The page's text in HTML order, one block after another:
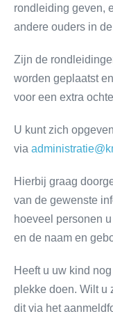
rondleiding geven,
andere ouders in
Zijn de
worden geplaatst
voor een extra
U kunt zich
via
Hierbij graag
van de gewenste
hoeveel personen
en de naam en
Heeft u uw kind
plekke doen. Wilt u
dit via het